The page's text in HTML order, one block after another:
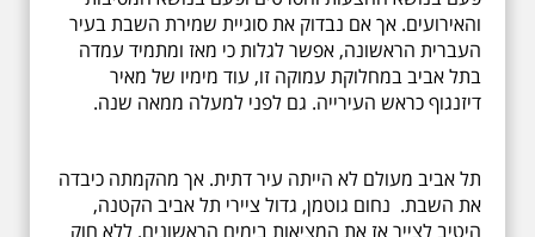
והאירועים. אך אם נבדוק את סוגיית שמירת השבת בעיר
העברית הראשונה, אפשר לגלות כי מאז ומתמיד עמדה
בתל אביב במחלוקת עמוקה זו, עוד מימיו של מאיר
דיזנגוף כראש העירייה. גם לפני למעלה ממאה שנה.
תל אביב מעולם לא הייתה עיר דתית. אך מהקמתה כיבדה
את השבת. נחום גוטמן, גדול ציירי תל אביב הקטנה,
היטיב לצייר אז את המציאות בימים הראשונים. ללא חוק